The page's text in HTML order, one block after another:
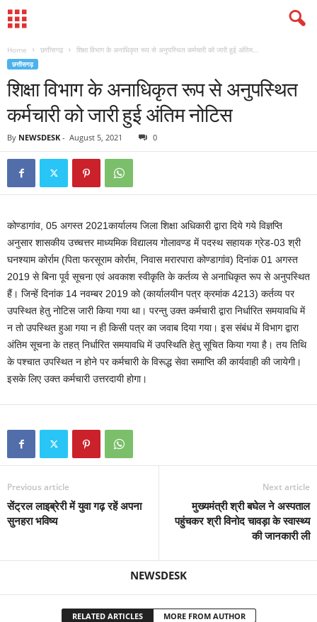
Home छत्तीसगढ़ शिक्षा विभाग के अनाधिकृत रूप से अनुपस्थित कर्मचारी को जारी हुई अंतिम...
छत्तीसगढ़
शिक्षा विभाग के अनाधिकृत रूप से अनुपस्थित
कर्मचारी को जारी हुई अंतिम नोटिस
By NEWSDESK - August 5, 2021 0
कोण्डागांव, 05 अगस्त 2021कार्यालय जिला शिक्षा अधिकारी द्वारा दिये गये विज्ञप्ति
अनुसार शासकीय उच्चत्तर माध्यमिक विद्यालय गोलावण्ड में पदस्थ सहायक ग्रेड-03 श्री
घनश्याम कोर्राम (पिता फरसूराम कोर्राम, निवास मरारपारा कोण्डागांव) दिनांक 01 अगस्त
2019 से बिना पूर्व सूचना एवं अवकाश स्वीकृति के कर्तव्य से अनाधिकृत रूप से अनुपस्थित
हैं। जिन्हें दिनांक 14 नवम्बर 2019 को (कार्यालयीन पत्र क्रमांक 4213) कर्तव्य पर
उपस्थित हेतु नोटिस जारी किया गया था। परन्तु उक्त कर्मचारी द्वारा निर्धारित समयावधि में
न तो उपस्थित हुआ गया न ही किसी पत्र का जवाब दिया गया। इस संबंध में विभाग द्वारा
अंतिम सूचना के तहत् निर्धारित समयावधि में उपस्थिति हेतु सूचित किया गया है। तय तिथि
के पश्चात उपस्थित न होने पर कर्मचारी के विरूद्ध सेवा समाप्ति की कार्यवाही की जायेगी।
इसके लिए उक्त कर्मचारी उत्तरदायी होगा।
Previous article
सेंट्रल लाइब्रेरी में युवा गढ़ रहें अपना
सुनहरा भविष्य
Next article
मुख्यमंत्री श्री बघेल ने अस्पताल
पहुंचकर श्री विनोद चावड़ा के स्वास्थ्य
की जानकारी ली
NEWSDESK
RELATED ARTICLES MORE FROM AUTHOR